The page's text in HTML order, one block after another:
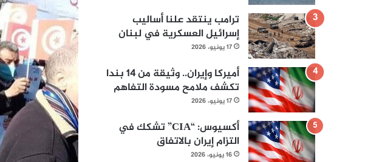
ترامب ينتقد علنا أساليب
إسرائيل العسكرية في لبنان
17 يونيو، 2026
أميركا وإيران.. وثيقة من 14 بندا
تكشف ملامح مسودة التفاهم
17 يونيو، 2026
أكسيوس: “CIA” تشكك في
التزام إيران بالاتفاق
16 يونيو، 2026